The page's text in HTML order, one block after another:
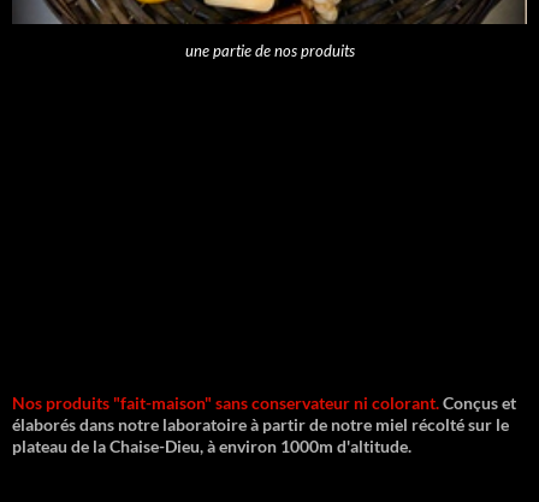
une partie de nos produits
Nos produits "fait-maison" sans conservateur ni colorant.Conçus et
élaborés dans notre laboratoire à partir de notre miel récolté sur le
plateau de la Chaise-Dieu, à environ 1000m d'altitude.